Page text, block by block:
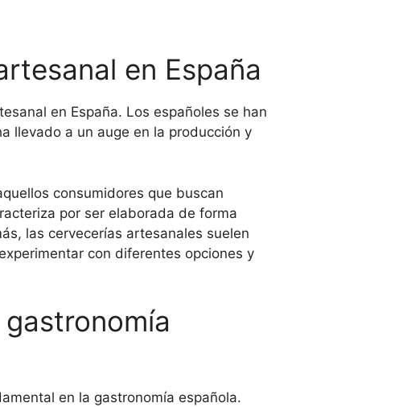
en España
en España. Los españoles se han
llevado a un auge en la producción y
consumidores que buscan
por ser elaborada de forma
las cervecerías artesanales suelen
con diferentes opciones y
en la gastronomía española.